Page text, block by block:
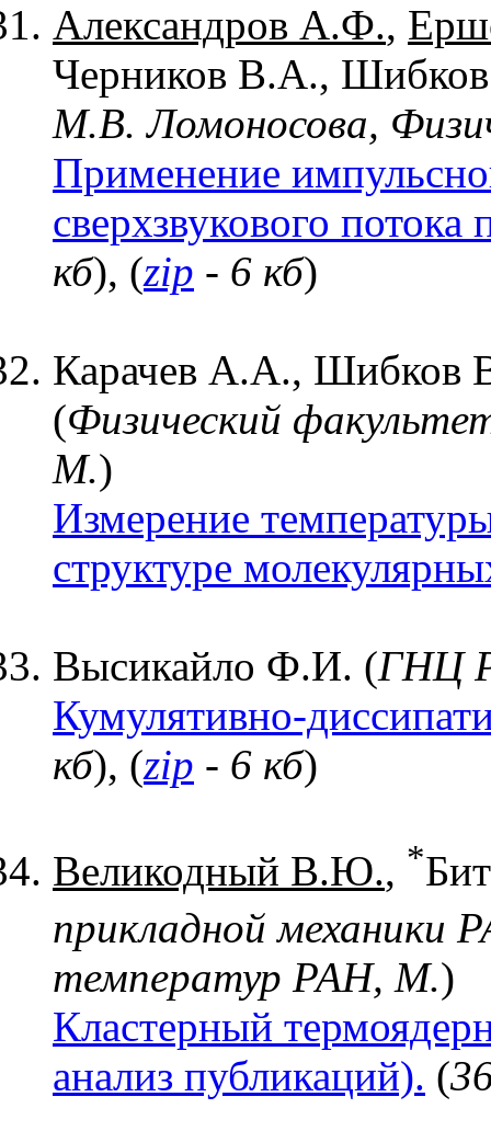
Александров А.Ф.,
Черников В.А.,
М.В. Ломоносова,
Применение
сверхзвукового
кб), (zip - 6 кб)
Карачев А.А.,
(Физический
М.)
Измерение
структуре
Высикайло Ф.И. (ГНЦ
Кумулятивно-
кб), (zip - 6 кб)
Великодный В.Ю., *
прикладной механики
температур РАН, М.)
Кластерный
анализ публикаций). (